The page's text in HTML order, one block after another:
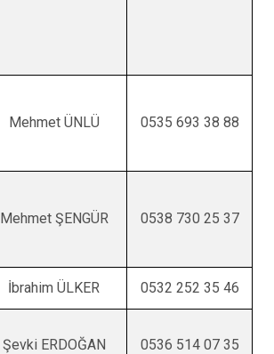
Mehmet ÜNLÜ 0535 693 38 88
Mehmet ŞENGÜR 0538 730 25 37
İbrahim ÜLKER 0532 252 35 46
Şevki ERDOĞAN 0536 514 07 35